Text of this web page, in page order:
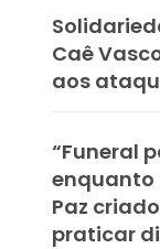
Caê
aos
“Funeral
enquanto
Paz
praticar